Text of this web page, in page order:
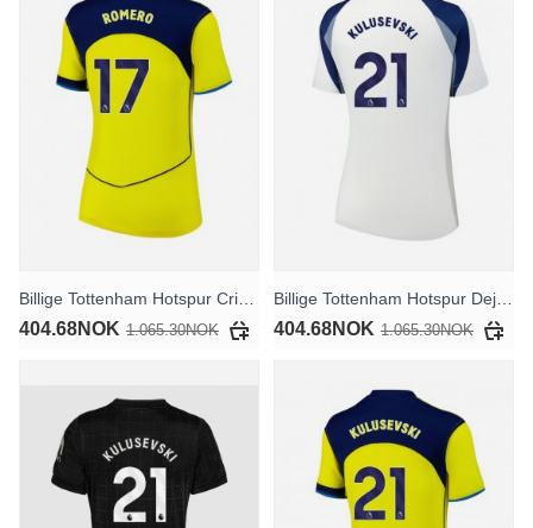
404.68NOK 1.065.30NOK 404.68NOK 1.065.30NOK